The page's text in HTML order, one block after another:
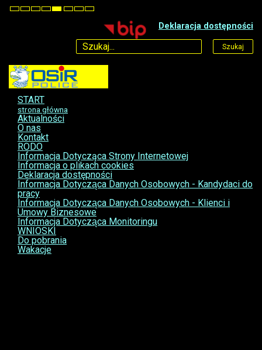
Default
Night
HighHighHighSetSetSet
Font
Deklaracja dostępności
Szukaj
START
strona główna
Aktualności
O nas
Kontakt
RODO
Informacja Dotycząca Strony Internetowej
Informacja o plikach cookies
Deklaracja dostępności
Informacja Dotycząca Danych Osobowych - Kandydaci do
pracy
Informacja Dotycząca Danych Osobowych - Klienci i
Umowy Biznesowe
Informacja Dotycząca Monitoringu
WNIOSKI
Do pobrania
Wakacje